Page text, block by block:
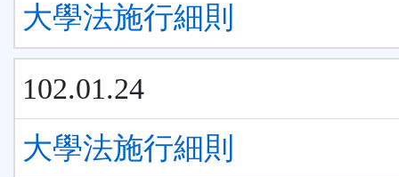
大學法施行細則
102.01.24
大學法施行細則